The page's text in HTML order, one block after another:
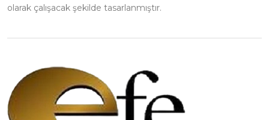
olarak çalışacak şekilde tasarlanmıştır.